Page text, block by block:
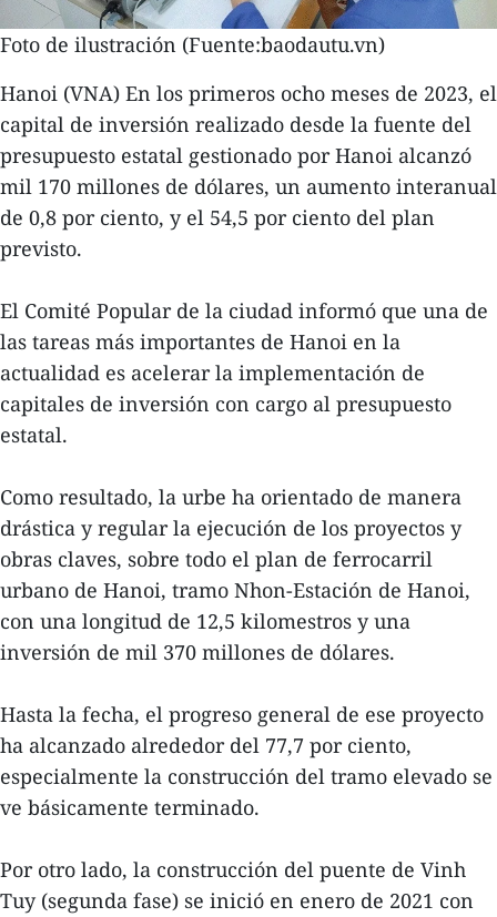
Foto de ilustración (Fuente:baodautu.vn)
Hanoi (VNA) En los primeros ocho meses de 2023, el
capital de inversión realizado desde la fuente del
presupuesto estatal gestionado por Hanoi alcanzó
mil 170 millones de dólares, un aumento interanual
de 0,8 por ciento, y el 54,5 por ciento del plan
previsto.
El Comité Popular de la ciudad informó que una de
las tareas más importantes de Hanoi en la
actualidad es acelerar la implementación de
capitales de inversión con cargo al presupuesto
estatal.
Como resultado, la urbe ha orientado de manera
drástica y regular la ejecución de los proyectos y
obras claves, sobre todo el plan de ferrocarril
urbano de Hanoi, tramo Nhon-Estación de Hanoi,
con una longitud de 12,5 kilomestros y una
inversión de mil 370 millones de dólares.
Hasta la fecha, el progreso general de ese proyecto
ha alcanzado alrededor del 77,7 por ciento,
especialmente la construcción del tramo elevado se
ve básicamente terminado.
Por otro lado, la construcción del puente de Vinh
Tuy (segunda fase) se inició en enero de 2021 con